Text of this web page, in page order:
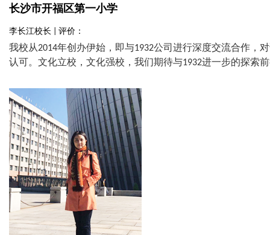
长沙市开福区第一小学
李长江校长 | 评价：
我校从2014年创办伊始，即与1932公司进行深度交流合作，
认可。文化立校，文化强校，我们期待与1932进一步的探索